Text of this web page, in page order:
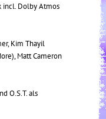
incl. Dolby Atmos
Kim Thayil
Matt Cameron
O.S.T. als